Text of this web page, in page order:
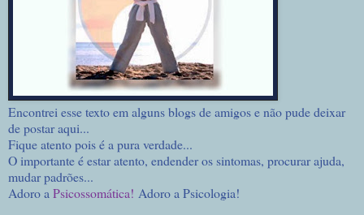
Encontrei esse texto em alguns blogs de amigos e não pude deixar
de postar aqui...
Fique atento pois é a pura verdade...
O importante é estar atento, endender os sintomas, procurar ajuda,
mudar padrões...
Adoro a Psicossomática! Adoro a Psicologia!